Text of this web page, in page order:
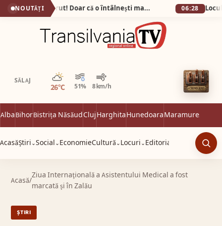
NOUTĂȚI Bunătatea n-a dispărut! Doar că o întâlnești mai rar… 06:28
SĂLAJ
26°C 51% 8 km/h
Parțial noros
AlbaBihorBistrița NăsăudClujHarghitaHunedoaraMaramureș
AcasăȘtiri ⌄Social ⌄ EconomieCultură ⌄ Locuri ⌄ Editorial
Acasă/
Ziua Internaţională a Asistentului Medical a fost
marcată și în Zalău
ȘTIRI